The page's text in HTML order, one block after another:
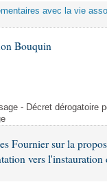
avec la vie
Bouquin
- Décret dérogatoire
Fournier sur la
vers